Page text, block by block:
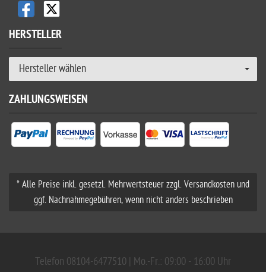
HERSTELLER
Hersteller wählen
ZAHLUNGSWEISEN
* Alle Preise inkl. gesetzl. Mehrwertsteuer zzgl. Versandkosten und
ggf. Nachnahmegebühren, wenn nicht anders beschrieben
Telefon 08104-6477510 | Mo.-Fr.: 09:00 - 16:00 Uhr